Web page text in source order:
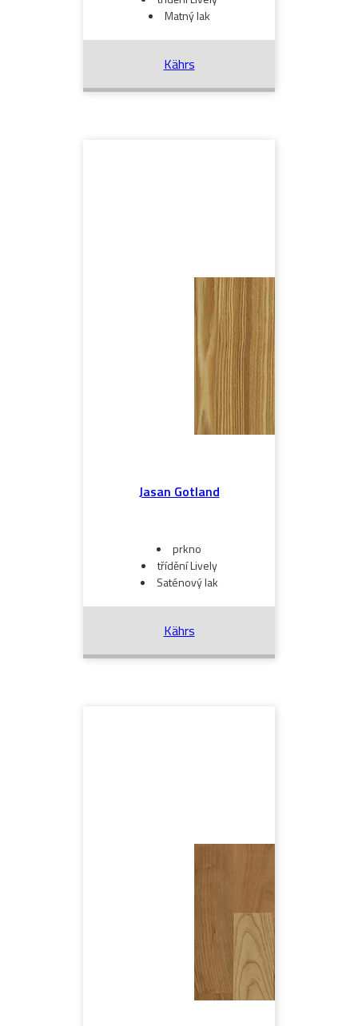
Matný lak
Kährs
Jasan Gotland
prkno
třídění Lively
Saténový lak
Kährs